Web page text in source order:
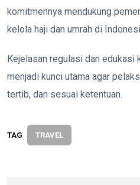
komitmennya mendukung
kelola haji dan umrah di
Kejelasan regulasi dan edukasi
menjadi kunci utama agar
tertib, dan sesuai ketentuan.
TAG TRAVEL